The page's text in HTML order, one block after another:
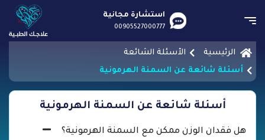
استشارة مجانية
00905527000777
الرئيسية
الأسئلة الشائعة
أسئلة شائعة عن السمنة الهرمونية
أسئلة شائعة عن السمنة الهرمونية
هل فقدان الوزن ممكن مع السمنة الهرمونية؟